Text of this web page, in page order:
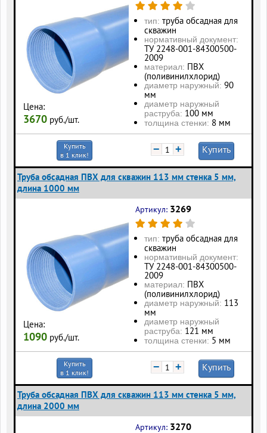
Цена:
3670 руб./шт.
тип: труба обсадная для
скважин
нормативный документ:
ТУ 2248-001-84300500-
2009
материал: ПВХ
(поливинилхлорид)
диаметр наружный: 90
мм
диаметр наружный
раструба: 100 мм
толщина стенки: 8 мм
Купить
в 1 клик!
− + Купить
Труба обсадная ПВХ для скважин 113 мм стенка 5 мм,
длина 1000 мм
Цена:
1090 руб./шт.
Артикул: 3269
тип: труба обсадная для
скважин
нормативный документ:
ТУ 2248-001-84300500-
2009
материал: ПВХ
(поливинилхлорид)
диаметр наружный: 113
мм
диаметр наружный
раструба: 121 мм
толщина стенки: 5 мм
Купить
в 1 клик!
− + Купить
Труба обсадная ПВХ для скважин 113 мм стенка 5 мм,
длина 2000 мм
Артикул: 3270